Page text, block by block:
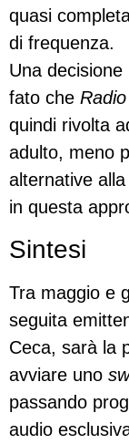
quasi
di frequenza.
Una
fato che
quindi rivolta
adulto, meno
alternative alla
in questa
Sintesi
Tra maggio e
seguita
Ceca, sarà la
avviare uno
passando
audio